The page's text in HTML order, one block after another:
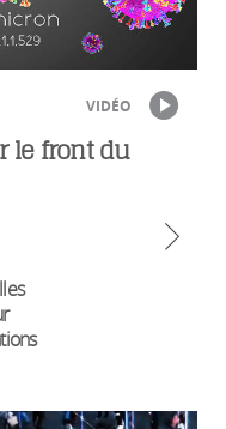
VIDÉO
le front du